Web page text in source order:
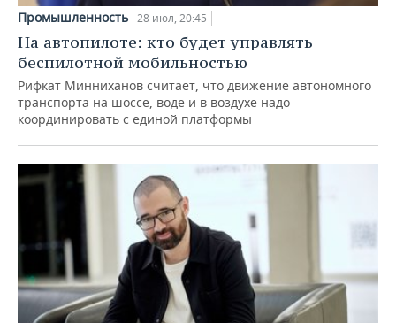
Промышленность 28 июл, 20:45
На автопилоте: кто будет управлять
беспилотной мобильностью
Рифкат Минниханов считает, что движение автономного
транспорта на шоссе, воде и в воздухе надо
координировать с единой платформы